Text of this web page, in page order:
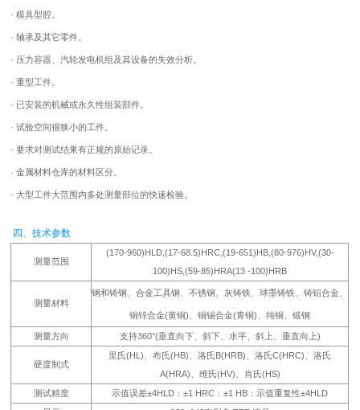
· 模具型腔。
· 轴承及其它零件。
· 压力容器、汽轮发电机组及其设备的失效分析。
· 重型工件。
· 已安装的机械或永久性组装部件。
· 试验空间很狭小的工件。
· 要求对测试结果有正规的原始记录。
· 金属材料仓库的材料区分。
· 大型工件大范围内多处测量部位的快速检验。
四、技术参数
测量范围
(170-960)HLD,(17-68.5)HRC,(19-651)HB,(80-976)HV,(30-
100)HS,(59-85)HRA(13 -100)HRB
测量材料
钢和铸钢、合金工具钢、不锈钢、灰铸铁、球墨铸铁、铸铝合金、
铜锌合金(黄铜)、铜锡合金(青铜)、纯铜、锻钢
测量方向 支持360°(垂直向下、斜下、水平、斜上、垂直向上)
硬度制式
里氏(HL)、布氏(HB)、洛氏B(HRB)、洛氏C(HRC)、洛氏
A(HRA)、维氏(HV)、肖氏(HS)
测试精度
示值误差±4HLD：±1 HRC：±1 HB：示值重复性±4HLD